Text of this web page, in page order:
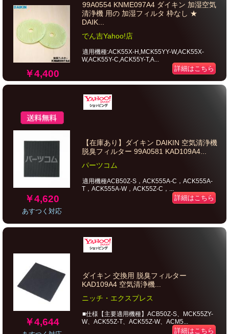
￥4,400
99A0554 KNME097A4 ダイキン 加湿空気
清浄機 用の 加湿フィルタ 枠なし ★
DAIK...
でん吉Yahoo!店
適用機種:ACK55X-H,MCK55YY-W,ACK55X-
W,ACK55Y-C,ACK55Y-T,A...
詳細はこちら
￥4,620
あすつく対応
【在庫あり】ダイキン DAIKIN 空気清浄機
脱臭フィルター 99A0581 KAD109A4...
パーツコム
適用機種ACB50Z-S，ACK555A-C，ACK555A-
T，ACK555A-W，ACK55Z-C，...
詳細はこちら
￥4,644
ダイキン 交換用 脱臭フィルター
KAD109A4 空気清浄機...
ニッチ・エクスプレス
■仕様【主要適用機種】ACB50Z-S、MCK55ZY-
W、ACK55Z-T、ACK55Z-W、ACM5...
詳細はこちら